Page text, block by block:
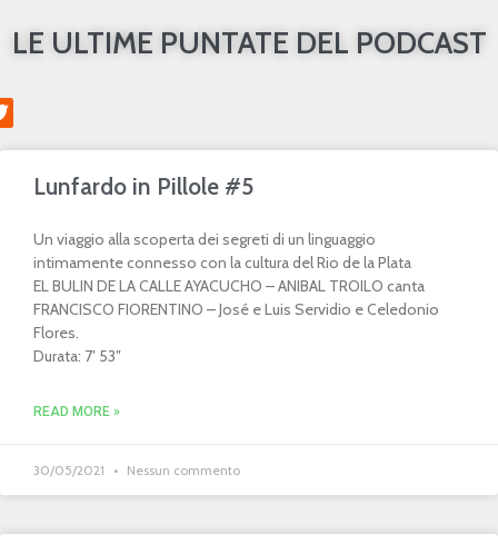
LE ULTIME PUNTATE DEL PODCAST
Lunfardo in Pillole #5
Un viaggio alla scoperta dei segreti di un linguaggio
intimamente connesso con la cultura del Rio de la Plata
EL BULIN DE LA CALLE AYACUCHO – ANIBAL TROILO canta
FRANCISCO FIORENTINO – José e Luis Servidio e Celedonio
Flores.
Durata: 7′ 53″
READ MORE »
30/05/2021 Nessun commento